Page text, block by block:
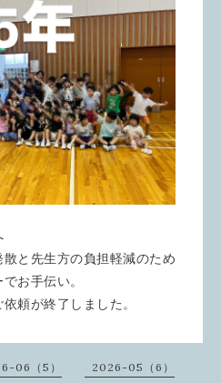
と先生方の負担軽減のため
お手伝い。
頼が終了しました。
06（5） 2026-05（6）